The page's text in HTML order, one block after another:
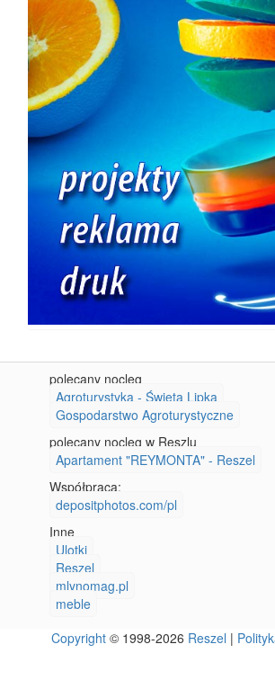
polecany nocleg
Agroturystyka - Święta Lipka
Gospodarstwo Agroturystyczne
polecany nocleg w Reszlu
Apartament "REYMONTA" - Reszel
Współpraca:
depositphotos.com/pl
Inne
Ulotki
Reszel
mlynomag.pl
meble
Copyright© 1998-2026 Reszel |